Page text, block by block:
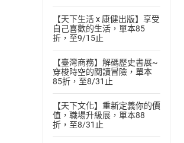
【天下生活 x 康健出版】享受
自己喜歡的生活，單本85
折，至9/15止
【臺灣商務】解碼歷史書展~
穿梭時空的閱讀冒險，單本
85折，至8/31止
【天下文化】重新定義你的價
值，職場升級展，單本88
折，至8/31止